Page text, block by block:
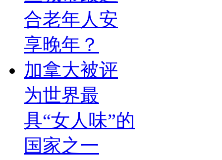
合老年人安
享晚年？
加拿大被评
为世界最
具“女人味”的
国家之一